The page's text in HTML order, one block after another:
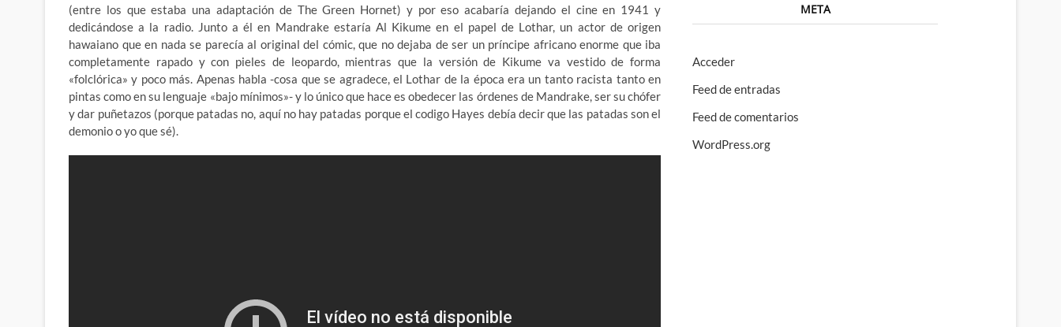
(entre los que estaba una adaptación de The Green Hornet) y por eso acabaría dejando el cine en 1941 y
dedicándose a la radio. Junto a él en Mandrake estaría Al Kikume en el papel de Lothar, un actor de origen
hawaiano que en nada se parecía al original del cómic, que no dejaba de ser un príncipe africano enorme que iba
completamente rapado y con pieles de leopardo, mientras que la versión de Kikume va vestido de forma
«folclórica» y poco más. Apenas habla -cosa que se agradece, el Lothar de la época era un tanto racista tanto en
pintas como en su lenguaje «bajo mínimos»- y lo único que hace es obedecer las órdenes de Mandrake, ser su chófer
y dar puñetazos (porque patadas no, aquí no hay patadas porque el codigo Hayes debía decir que las patadas son el
demonio o yo que sé).
META
Acceder
Feed de entradas
Feed de comentarios
WordPress.org